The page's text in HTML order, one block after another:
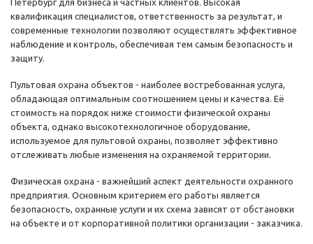
Петербург для бизнеса и частных клиентов. Высокая
квалификация специалистов, ответственность за результат, и
современные технологии позволяют осуществлять эффективное
наблюдение и контроль, обеспечивая тем самым безопасность и
защиту.
Пультовая охрана объектов - наиболее востребованная услуга,
обладающая оптимальным соотношением цены и качества. Её
стоимость на порядок ниже стоимости физической охраны
объекта, однако высокотехнологичное оборудование,
используемое для пультовой охраны, позволяет эффективно
отслеживать любые изменения на охраняемой территории.
Физическая охрана - важнейший аспект деятельности охранного
предприятия. Основным критерием его работы является
безопасность, охранные услуги и их схема зависят от обстановки
на объекте и от корпоративной политики организации - заказчика.